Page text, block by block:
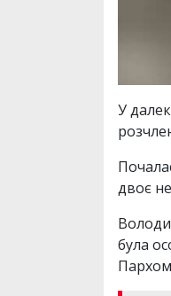
У
двоє
була